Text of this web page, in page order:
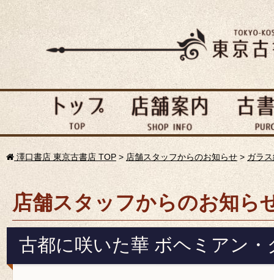
澤口書店 東京古書店 TOP > 店舗スタッフからのお知らせ> ガラ
店舗スタッフからのお知ら
古都に咲いた華 ボヘミアン